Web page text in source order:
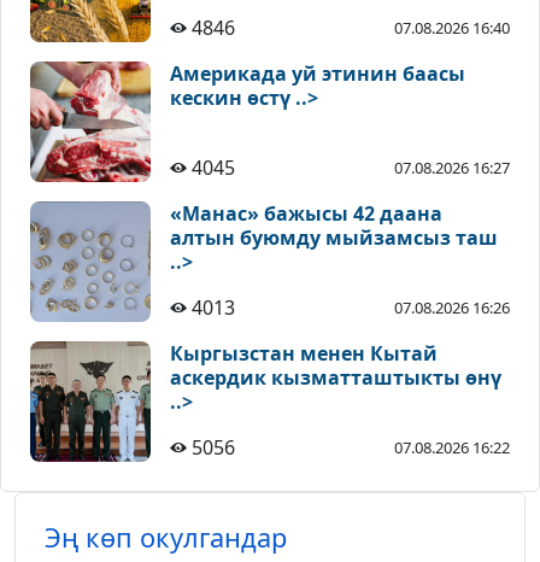
4846 07.08.2026 16:40
Америкада уй этинин баасы
кескин өстү ..>
4045 07.08.2026 16:27
«Манас» бажысы 42 даана
алтын буюмду мыйзамсыз таш
..>
4013
07.08.2026 16:26
Кыргызстан менен Кытай
аскердик кызматташтыкты өнү
..>
5056
07.08.2026 16:22
Эң көп окулгандар